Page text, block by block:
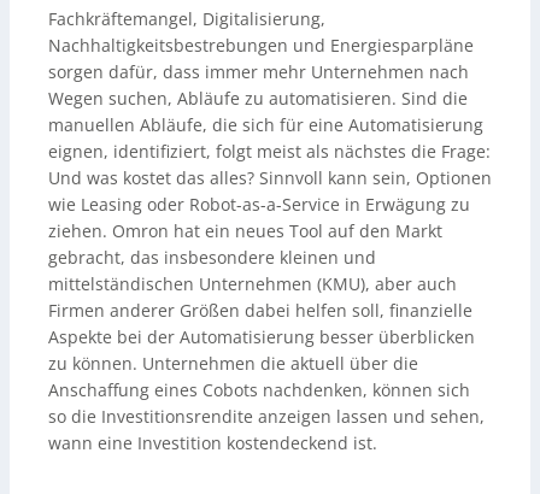
Fachkräftemangel, Digitalisierung,
Nachhaltigkeitsbestrebungen und Energiesparpläne
sorgen dafür, dass immer mehr Unternehmen nach
Wegen suchen, Abläufe zu automatisieren. Sind die
manuellen Abläufe, die sich für eine Automatisierung
eignen, identifiziert, folgt meist als nächstes die Frage:
Und was kostet das alles? Sinnvoll kann sein, Optionen
wie Leasing oder Robot-as-a-Service in Erwägung zu
ziehen. Omron hat ein neues Tool auf den Markt
gebracht, das insbesondere kleinen und
mittelständischen Unternehmen (KMU), aber auch
Firmen anderer Größen dabei helfen soll, finanzielle
Aspekte bei der Automatisierung besser überblicken
zu können. Unternehmen die aktuell über die
Anschaffung eines Cobots nachdenken, können sich
so die Investitionsrendite anzeigen lassen und sehen,
wann eine Investition kostendeckend ist.